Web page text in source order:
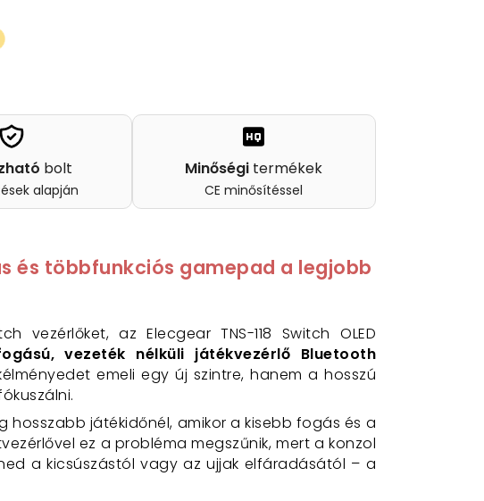
bolt
alapján
Minőségi termékek
CE minősítéssel
és többfunkciós gamepad a legjobb
az Elecgear TNS-118 Switch OLED
vezeték nélküli játékvezérlő Bluetooth
emeli egy új szintre, hanem a hosszú
hosszabb játékidőnél, amikor a kisebb fogás és a
ez a probléma megszűnik, mert a konzol
a kicsúszástól vagy az ujjak elfáradásától – a